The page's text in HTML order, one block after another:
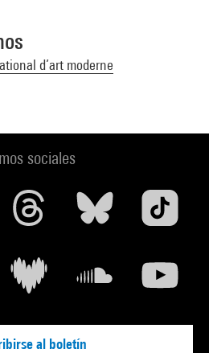
d’art moderne
sociales
al boletín